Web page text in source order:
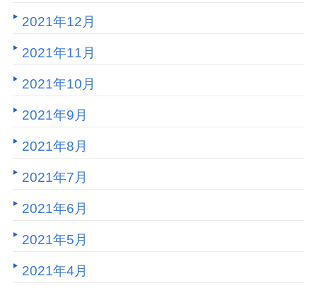
2021年12月
2021年11月
2021年10月
2021年9月
2021年8月
2021年7月
2021年6月
2021年5月
2021年4月